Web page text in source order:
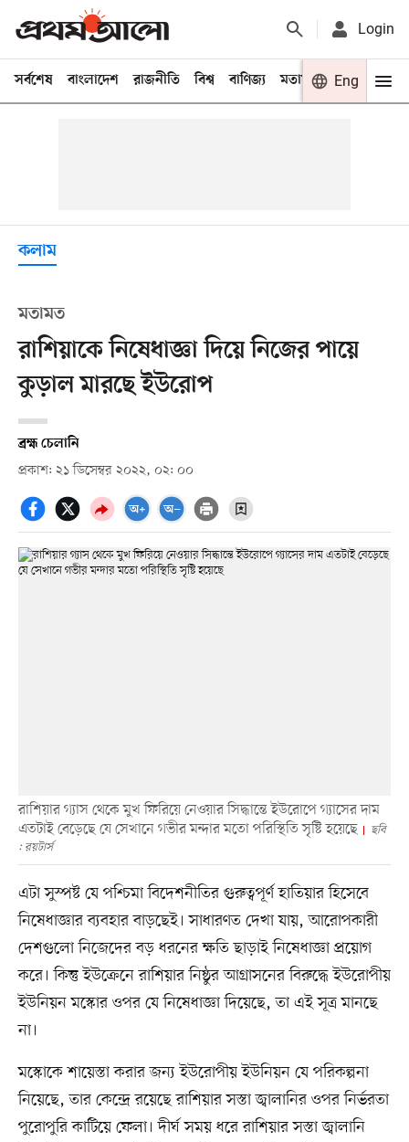
Login
সর্বশেষ বাংলাদেশ রাজনীতি বিশ্ব বাণিজ্য মতামত খেলা
Eng
কলাম
মতামত
রাশিয়াকে নিষেধাজ্ঞা দিয়ে নিজের পায়ে
কুড়াল মারছে ইউরোপ
ব্রহ্ম চেলানি
প্রকাশ: ২১ ডিসেম্বর ২০২২, ০২: ০০
রাশিয়ার গ্যাস থেকে মুখ ফিরিয়ে নেওয়ার সিদ্ধান্তে ইউরোপে গ্যাসের দাম
এতটাই বেড়েছে যে সেখানে গভীর মন্দার মতো পরিস্থিতি সৃষ্টি হয়েছে
ছবি
: রয়টার্স
এটা সুস্পষ্ট যে পশ্চিমা বিদেশনীতির গুরুত্বপূর্ণ হাতিয়ার হিসেবে
নিষেধাজ্ঞার ব্যবহার বাড়ছেই। সাধারণত দেখা যায়, আরোপকারী
দেশগুলো নিজেদের বড় ধরনের ক্ষতি ছাড়াই নিষেধাজ্ঞা প্রয়োগ
করে। কিন্তু ইউক্রেনে রাশিয়ার নিষ্ঠুর আগ্রাসনের বিরুদ্ধে ইউরোপীয়
ইউনিয়ন মস্কোর ওপর যে নিষেধাজ্ঞা দিয়েছে, তা এই সূত্র মানছে
না।
মস্কোকে শায়েস্তা করার জন্য ইউরোপীয় ইউনিয়ন যে পরিকল্পনা
নিয়েছে, তার কেন্দ্রে রয়েছে রাশিয়ার সস্তা জ্বালানির ওপর নির্ভরতা
পুরোপুরি কাটিয়ে ফেলা। দীর্ঘ সময় ধরে রাশিয়ার সস্তা জ্বালানি